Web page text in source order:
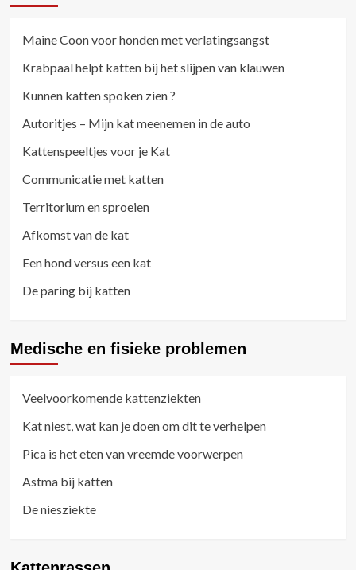
Maine Coon voor honden met verlatingsangst
Krabpaal helpt katten bij het slijpen van klauwen
Kunnen katten spoken zien ?
Autoritjes – Mijn kat meenemen in de auto
Kattenspeeltjes voor je Kat
Communicatie met katten
Territorium en sproeien
Afkomst van de kat
Een hond versus een kat
De paring bij katten
Medische en fisieke problemen
Veelvoorkomende kattenziekten
Kat niest, wat kan je doen om dit te verhelpen
Pica is het eten van vreemde voorwerpen
Astma bij katten
De niesziekte